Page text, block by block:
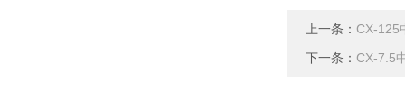
上一条： CX-125
下一条： CX-7.5